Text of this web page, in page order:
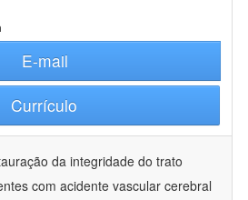
E-mail
Currículo
da integridade do trato
com acidente vascular cerebral